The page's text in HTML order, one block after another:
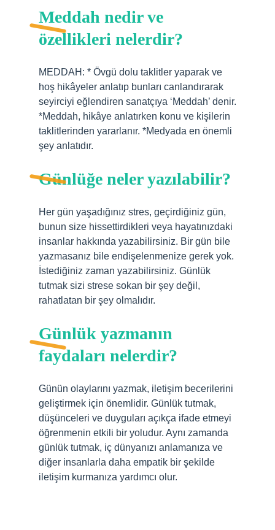
Meddah nedir ve
özellikleri nelerdir?
MEDDAH: * Övgü dolu taklitler yaparak ve
hoş hikâyeler anlatıp bunları canlandırarak
seyirciyi eğlendiren sanatçıya ‘Meddah’ denir.
*Meddah, hikâye anlatırken konu ve kişilerin
taklitlerinden yararlanır. *Medyada en önemli
şey anlatıdır.
Günlüğe neler yazılabilir?
Her gün yaşadığınız stres, geçirdiğiniz gün,
bunun size hissettirdikleri veya hayatınızdaki
insanlar hakkında yazabilirsiniz. Bir gün bile
yazmasanız bile endişelenmenize gerek yok.
İstediğiniz zaman yazabilirsiniz. Günlük
tutmak sizi strese sokan bir şey değil,
rahatlatan bir şey olmalıdır.
Günlük yazmanın
faydaları nelerdir?
Günün olaylarını yazmak, iletişim becerilerini
geliştirmek için önemlidir. Günlük tutmak,
düşünceleri ve duyguları açıkça ifade etmeyi
öğrenmenin etkili bir yoludur. Aynı zamanda
günlük tutmak, iç dünyanızı anlamanıza ve
diğer insanlarla daha empatik bir şekilde
iletişim kurmanıza yardımcı olur.